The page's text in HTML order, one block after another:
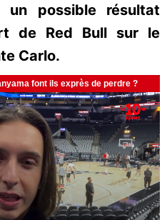
un possible résultat
de Red Bull sur le
Carlo.